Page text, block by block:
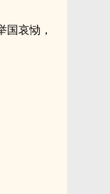
哀恸，